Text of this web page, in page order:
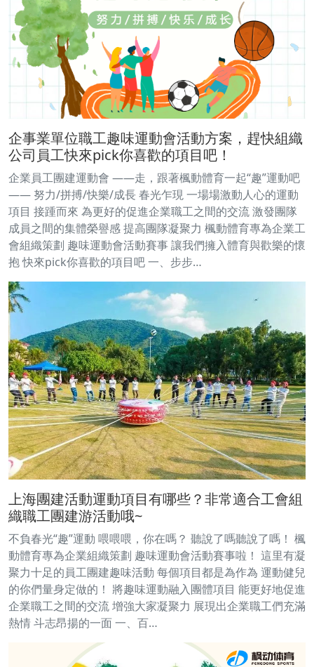
企事業單位職工趣味運動會活動方案，趕快組織
公司員工快來pick你喜歡的項目吧！
企業員工團建運動會 ——走，跟著楓動體育一起“趣”運動吧
—— 努力/拼搏/快樂/成長 春光乍現 一場場激動人心的運動
項目 接踵而來 為更好的促進企業職工之間的交流 激發團隊
成員之間的集體榮譽感 提高團隊凝聚力 楓動體育專為企業工
會組織策劃 趣味運動會活動賽事 讓我們擁入體育與歡樂的懷
抱 快來pick你喜歡的項目吧 一、步步…
上海團建活動運動項目有哪些？非常適合工會組
織職工團建游活動哦~
不負春光“趣”運動 喂喂喂，你在嗎？ 聽說了嗎聽說了嗎！ 楓
動體育專為企業組織策劃 趣味運動會活動賽事啦！ 這里有凝
聚力十足的員工團建趣味活動 每個項目都是為作為 運動健兒
的你們量身定做的！ 將趣味運動融入團體項目 能更好地促進
企業職工之間的交流 增強大家凝聚力 展現出企業職工們充滿
熱情 斗志昂揚的一面 一、百…